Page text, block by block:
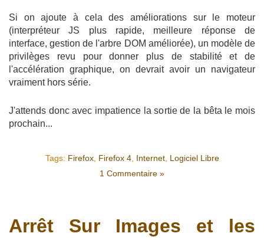
Si on ajoute à cela des améliorations sur le moteur
(interpréteur JS plus rapide, meilleure réponse de
interface, gestion de l'arbre DOM améliorée), un modèle de
privilèges revu pour donner plus de stabilité et de
l'accélération graphique, on devrait avoir un navigateur
vraiment hors série.
J'attends donc avec impatience la sortie de la bêta le mois
prochain...
Tags: Firefox, Firefox 4, Internet, Logiciel Libre
1 Commentaire »
Arrêt Sur Images et les